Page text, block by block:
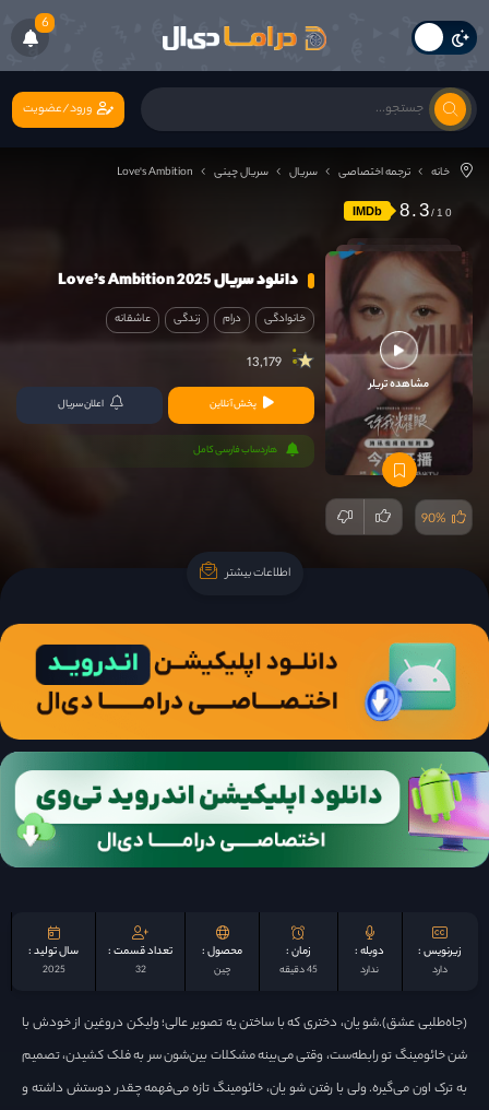
6
ورود/عضویت
خانه ترجمه اختصاصی سریال سریال چینی Love's Ambition
IMDb 8.3
مشاهده تریلر
90%
دانلود سریال Love’s Ambition 2025
خانوادگی درام زندگی عاشقانه
13,179
پخش آنلاین اعلان سریال
هاردساب فارسی کامل
اطلاعات بیشتر
زیرنویس :
دارد
دوبله :
ندارد
زمان :
45 دقیقه
محصول :
چين
تعداد قسمت :
32
سال تولید :
2025
(جاه‌طلبی عشق).شو یان، دختری که با ساختن یه تصویر عالی؛ ولیکن دروغین از خودش با
شن خائومینگ تو رابطه‌ست، وقتی می‌بینه مشکلات بین‌شون سر به فلک کشیدن، تصمیم
به ترک اون می‌گیره. ولی با رفتن شو یان، خائومینگ تازه می‌فهمه چقدر دوستش داشته و